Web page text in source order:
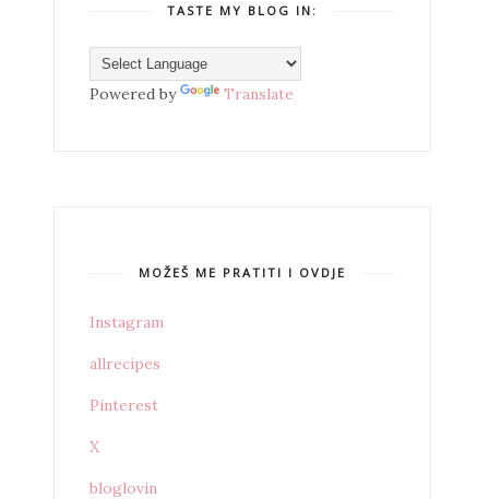
TASTE MY BLOG IN:
Powered by Translate
MOŽEŠ ME PRATITI I OVDJE
Instagram
allrecipes
Pinterest
X
bloglovin